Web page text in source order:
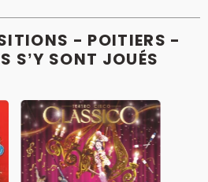
- POITIERS -
S’Y SONT JOUÉS